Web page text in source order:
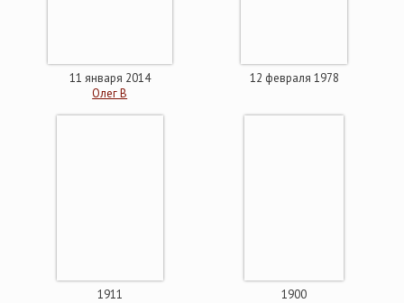
11 января 2014
Олег В
12 февраля 1978
1911 1900